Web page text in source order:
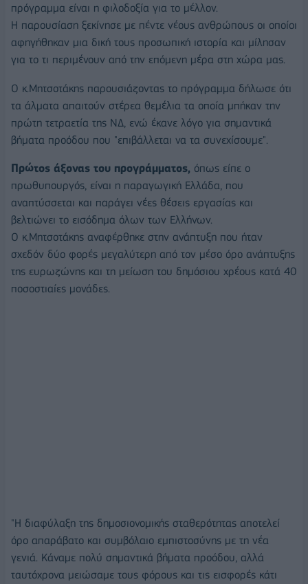
πρόγραμμα είναι η φιλοδοξία για το μέλλον.
Η παρουσίαση ξεκίνησε με πέντε νέους ανθρώπους οι οποίοι
αφηγήθηκαν μια δική τους προσωπική ιστορία και μίλησαν
για το τι περιμένουν από την επόμενη μέρα στη χώρα μας.
Ο κ.Μητσοτάκης παρουσιάζοντας το πρόγραμμα δήλωσε ότι
τα άλματα απαιτούν στέρεα θεμέλια τα οποία μπήκαν την
πρώτη τετραετία της ΝΔ, ενώ έκανε λόγο για σημαντικά
βήματα προόδου που "επιβάλλεται να τα συνεχίσουμε".
Πρώτος άξονας του προγράμματος, όπως είπε ο
πρωθυπουργός, είναι η παραγωγική Ελλάδα, που
αναπτύσσεται και παράγει νέες θέσεις εργασίας και
βελτιώνει το εισόδημα όλων των Ελλήνων.
Ο κ.Μητσοτάκης αναφέρθηκε στην ανάπτυξη που ήταν
σχεδόν δύο φορές μεγαλύτερη από τον μέσο όρο ανάπτυξης
της ευρωζώνης και τη μείωση του δημόσιου χρέους κατά 40
ποσοστιαίες μονάδες.
"Η διαφύλαξη της δημοσιονομικής σταθερότητας αποτελεί
όρο απαράβατο και συμβόλαιο εμπιστοσύνης με τη νέα
γενιά. Κάναμε πολύ σημαντικά βήματα προόδου, αλλά
ταυτόχρονα μειώσαμε τους φόρους και τις εισφορές κάτι